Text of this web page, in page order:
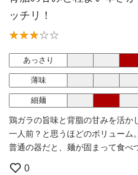
ッチリ！
あっさり
薄味
細麺
鶏ガラの旨味と背脂の甘みを活か
一人前？と思うほどのボリューム。
普通の器だと、麺が固まって食べ
0